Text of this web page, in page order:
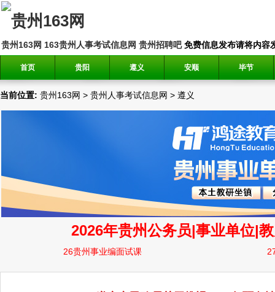
贵州163网 163贵州人事考试信息网 贵州招聘吧免费信息发布请将内容
首页 贵阳 遵义 安顺 毕节
当前位置: 贵州163网 > 贵州人事考试信息网 > 遵义